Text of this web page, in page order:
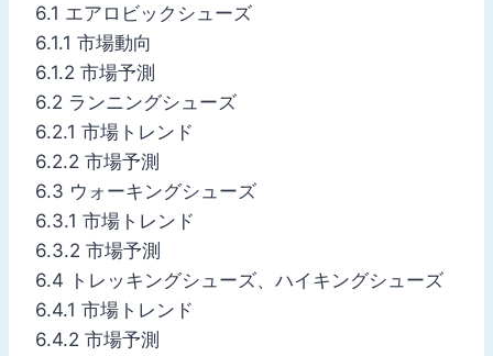
6.1 エアロビックシューズ
6.1.1 市場動向
6.1.2 市場予測
6.2 ランニングシューズ
6.2.1 市場トレンド
6.2.2 市場予測
6.3 ウォーキングシューズ
6.3.1 市場トレンド
6.3.2 市場予測
6.4 トレッキングシューズ、ハイキングシューズ
6.4.1 市場トレンド
6.4.2 市場予測